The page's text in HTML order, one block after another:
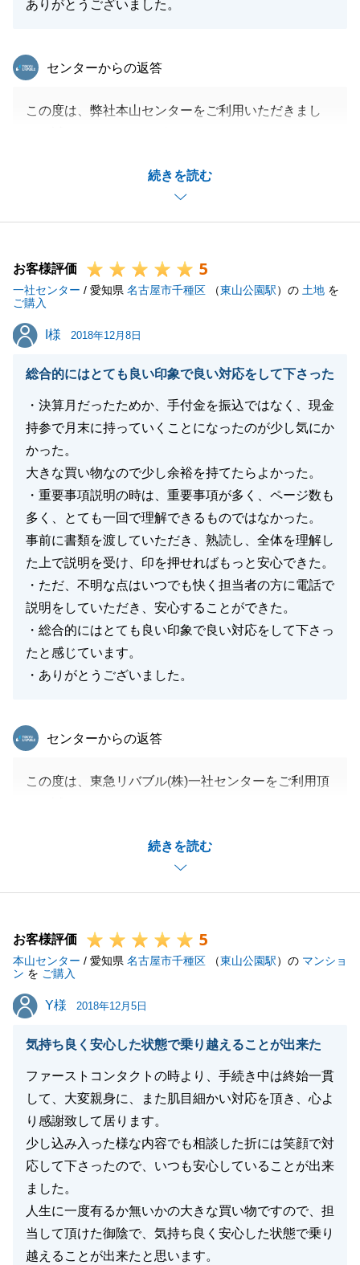
ありがとうございました。
続きを読む
東急リバブル
センターからの返答
この度は、弊社本山センターをご利用いただきまし
でなくデメリットもお知りになりたい方はたくさんい
らっしゃいます。お買い上げ後の後悔がないよう、ま
た気持ちよくご決断頂けるよう、たくさんの情報をお
ご決断にもお役に立つことができ、うれしく思いま
す。
また、売買契約時とお引き渡し時に書類の不備があっ
たとのご指摘を有難うございます。真摯に受け止め、
たいと思います。
引き続き、良いお付き合いをさせて頂けますよう、今
後ともどうぞよろしくお願い申し上げます。
閉じる
お客様評価 5
一社センター / 愛知県 名古屋市千種区 （東山公園駅）の 土地 を
ご購入
I様
I様 2018年12月8日
総合的にはとても良い印象で良い対応をして下さった
・決算月だったためか、手付金を振込ではなく、現金
持参で月末に持っていくことになったのが少し気にか
かった。
大きな買い物なので少し余裕を持てたらよかった。
・重要事項説明の時は、重要事項が多く、ページ数も
多く、とても一回で理解できるものではなかった。
事前に書類を渡していただき、熟読し、全体を理解し
た上で説明を受け、印を押せればもっと安心できた。
・ただ、不明な点はいつでも快く担当者の方に電話で
説明をしていただき、安心することができた。
・総合的にはとても良い印象で良い対応をして下さっ
たと感じています。
・ありがとうございました。
続きを読む
東急リバブル
センターからの返答
この度は、東急リバブル(株)一社センターをご利用頂
ご指摘の通り、重要事項説明の内容は、事前に説明を
行い、充分に理解した状態でご説明をするべきだった
ご両親様にも物件を気に入っていただき、ご購入いた
だいたことを嬉しく思います。
今後もお客様にご満足頂けますよう、お客様の目線に
立った接客を心掛け、ご満足頂ける成約を目指して努
閉じる
お客様評価 5
本山センター / 愛知県 名古屋市千種区 （東山公園駅）の マンショ
ン を ご購入
Y様
Y様 2018年12月5日
気持ち良く安心した状態で乗り越えることが出来た
ファーストコンタクトの時より、手続き中は終始一貫
して、大変親身に、また肌目細かい対応を頂き、心よ
り感謝致して居ります。
少し込み入った様な内容でも相談した折には笑顔で対
応して下さったので、いつも安心していることが出来
ました。
人生に一度有るか無いかの大きな買い物ですので、担
当して頂けた御陰で、気持ち良く安心した状態で乗り
越えることが出来たと思います。